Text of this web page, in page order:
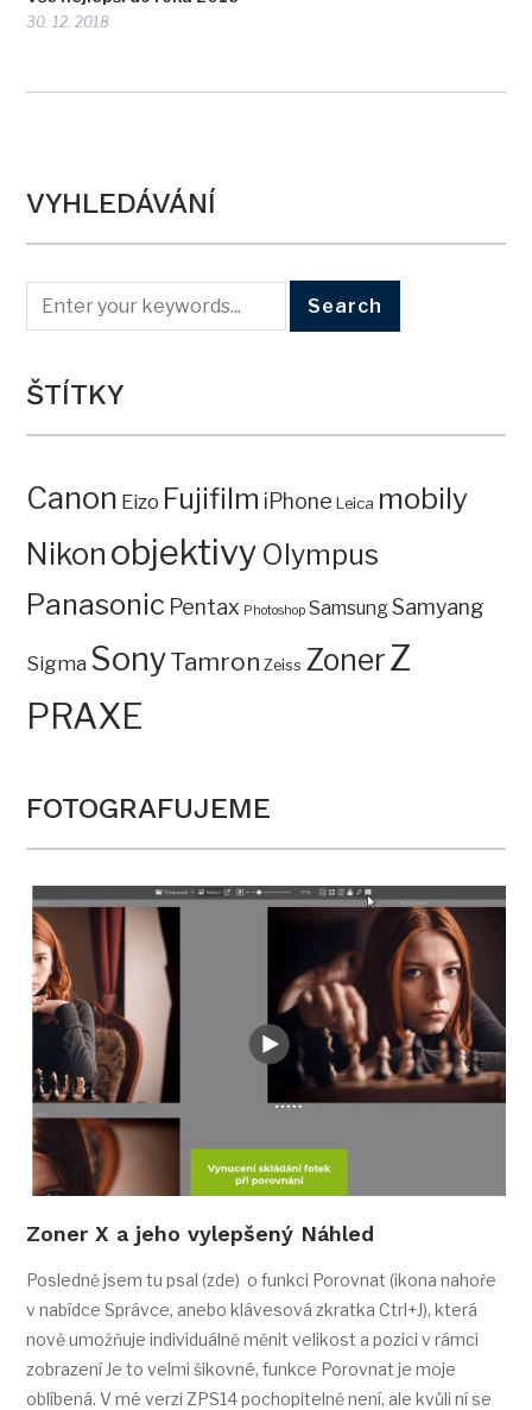
30. 12. 2018
VYHLEDÁVÁNÍ
ŠTÍTKY
Canon Eizo Fujifilm iPhone Leica mobily
Nikon objektivy Olympus
Panasonic Pentax Photoshop SamsungSamyang
Sigma SonyTamron Zeiss ZonerZ
PRAXE
FOTOGRAFUJEME
Zoner X a jeho vylepšený Náhled
Posledně jsem tu psal (zde) o funkci Porovnat (ikona nahoře
v nabídce Správce, anebo klávesová zkratka Ctrl+J), která
nově umožňuje individuálně měnit velikost a pozici v rámci
zobrazení Je to velmi šikovné, funkce Porovnat je moje
oblíbená. V mé verzi ZPS14 pochopitelně není, ale kvůli ní se